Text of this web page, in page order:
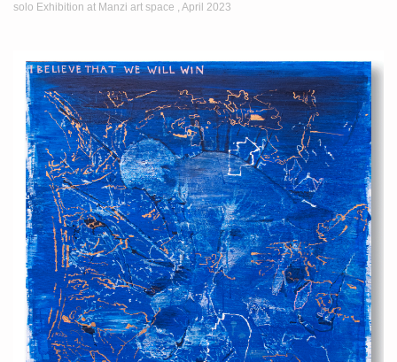
solo Exhibition at Manzi art space , April 2023